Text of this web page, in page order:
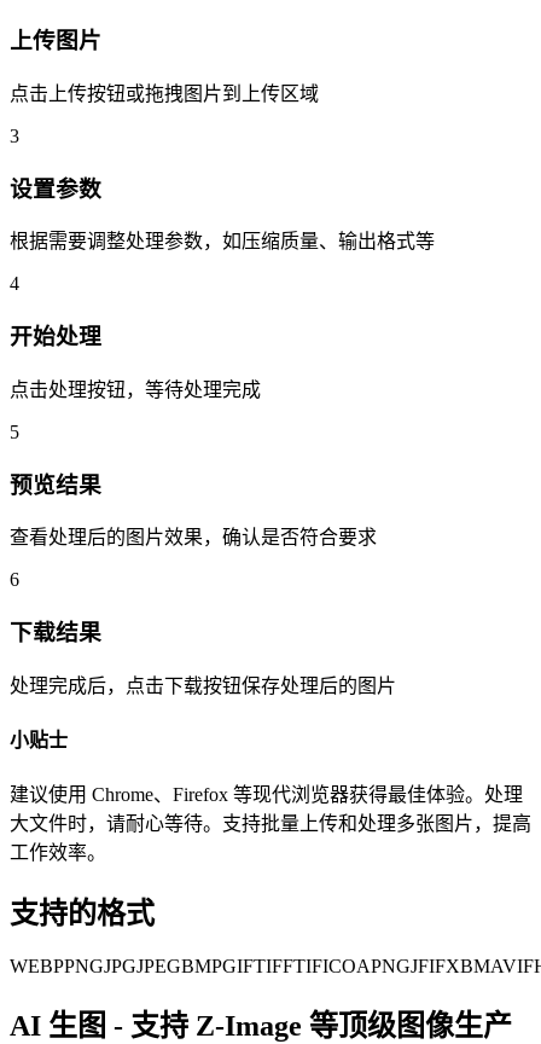
上传图片
点击上传按钮或拖拽图片到上传区域
3
设置参数
根据需要调整处理参数，如压缩质量、输出格式等
4
开始处理
点击处理按钮，等待处理完成
5
预览结果
查看处理后的图片效果，确认是否符合要求
6
下载结果
处理完成后，点击下载按钮保存处理后的图片
小贴士
建议使用 Chrome、Firefox 等现代浏览器获得最佳体验。处理
大文件时，请耐心等待。支持批量上传和处理多张图片，提高
工作效率。
支持的格式
WEBPPNGJPGJPEGBMPGIFTIFFTIFICOAPNGJFIFXBMAVIF
AI 生图 - 支持 Z-Image 等顶级图像生产